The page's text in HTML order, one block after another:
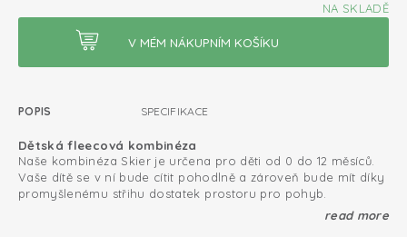
NA SKLADĚ
POPIS SPECIFIKACE
Dětská fleecová kombinéza
Naše kombinéza Skier je určena pro děti od 0 do 12 měsíců.
Vaše dítě se v ní bude cítit pohodlně a zároveň bude mít díky
promyšlenému střihu dostatek prostoru pro pohyb.
read more